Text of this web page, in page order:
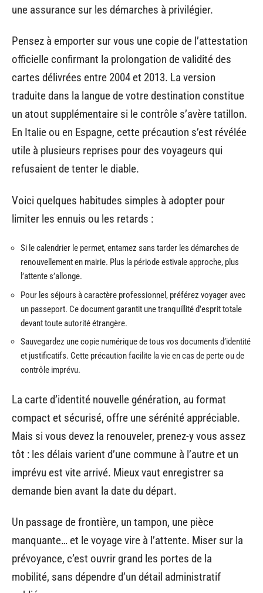
une assurance sur les démarches à privilégier.
Pensez à emporter sur vous une copie de l’attestation
officielle confirmant la prolongation de validité des
cartes délivrées entre 2004 et 2013. La version
traduite dans la langue de votre destination constitue
un atout supplémentaire si le contrôle s’avère tatillon.
En Italie ou en Espagne, cette précaution s’est révélée
utile à plusieurs reprises pour des voyageurs qui
refusaient de tenter le diable.
Voici quelques habitudes simples à adopter pour
limiter les ennuis ou les retards :
Si le calendrier le permet, entamez sans tarder les démarches de
renouvellement en mairie. Plus la période estivale approche, plus
l’attente s’allonge.
Pour les séjours à caractère professionnel, préférez voyager avec
un passeport. Ce document garantit une tranquillité d’esprit totale
devant toute autorité étrangère.
Sauvegardez une copie numérique de tous vos documents d’identité
et justificatifs. Cette précaution facilite la vie en cas de perte ou de
contrôle imprévu.
La carte d’identité nouvelle génération, au format
compact et sécurisé, offre une sérénité appréciable.
Mais si vous devez la renouveler, prenez-y vous assez
tôt : les délais varient d’une commune à l’autre et un
imprévu est vite arrivé. Mieux vaut enregistrer sa
demande bien avant la date du départ.
Un passage de frontière, un tampon, une pièce
manquante… et le voyage vire à l’attente. Miser sur la
prévoyance, c’est ouvrir grand les portes de la
mobilité, sans dépendre d’un détail administratif